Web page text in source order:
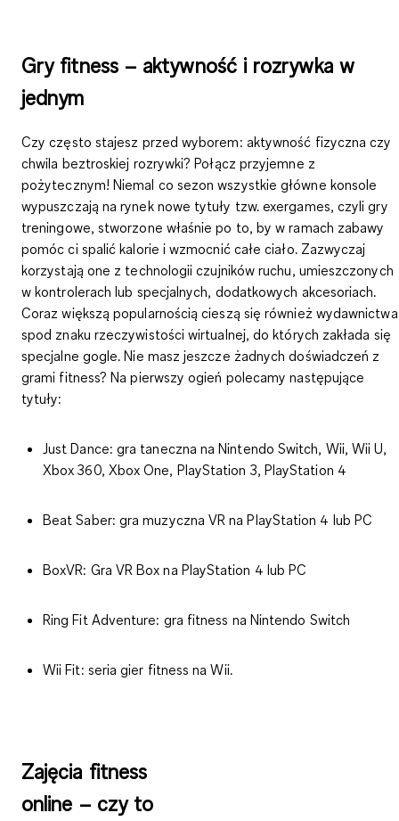
Gry fitness – aktywność i rozrywka w
jednym
Czy często stajesz przed wyborem: aktywność fizyczna czy
chwila beztroskiej rozrywki? Połącz przyjemne z
pożytecznym! Niemal co sezon wszystkie główne konsole
wypuszczają na rynek nowe tytuły tzw. exergames, czyli gry
treningowe, stworzone właśnie po to, by w ramach zabawy
pomóc ci spalić kalorie i wzmocnić całe ciało. Zazwyczaj
korzystają one z technologiiczujników ruchu, umieszczonych
w kontrolerach lub specjalnych, dodatkowych akcesoriach.
Coraz większą popularnością cieszą się również wydawnictwa
spod znaku rzeczywistości wirtualnej, do których zakłada się
specjalne gogle. Nie masz jeszcze żadnych doświadczeń z
grami fitness? Na pierwszy ogień polecamy następujące
tytuły:
Just Dance: gra taneczna na Nintendo Switch, Wii, Wii U,
Xbox 360, Xbox One, PlayStation 3, PlayStation 4
Beat Saber: gra muzyczna VR na PlayStation 4 lub PC
BoxVR: Gra VR Box na PlayStation 4 lub PC
Ring Fit Adventure: gra fitness na Nintendo Switch
Wii Fit: seria gier fitness na Wii.
Zajęcia fitness
online – czy to